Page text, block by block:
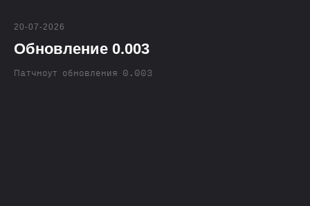
20-07-2026
Обновление 0.003
Патчноут обновления 0.003